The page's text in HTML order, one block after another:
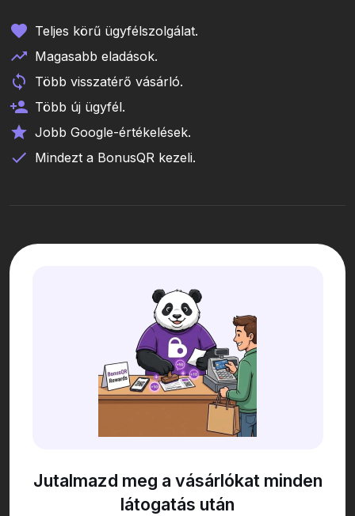
Teljes körű ügyfélszolgálat.
Magasabb eladások.
Több visszatérő vásárló.
Több új ügyfél.
Jobb Google-értékelések.
Mindezt a BonusQR kezeli.
Jutalmazd meg a vásárlókat minden
látogatás után